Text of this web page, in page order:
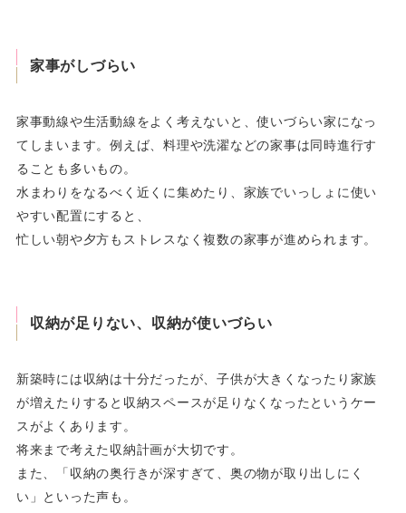
家事がしづらい
家事動線や生活動線をよく考えないと、使いづらい家になっ
てしまいます。例えば、料理や洗濯などの家事は同時進行す
ることも多いもの。
水まわりをなるべく近くに集めたり、家族でいっしょに使い
やすい配置にすると、
忙しい朝や夕方もストレスなく複数の家事が進められます。
収納が足りない、収納が使いづらい
新築時には収納は十分だったが、子供が大きくなったり家族
が増えたりすると収納スペースが足りなくなったというケー
スがよくあります。
将来まで考えた収納計画が大切です。
また、「収納の奥行きが深すぎて、奥の物が取り出しにく
い」といった声も。